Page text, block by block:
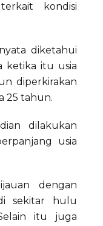
kondisi
diketahui
ketika itu usia
diperkirakan
25 tahun.
dilakukan
usia
dengan
sekitar hulu
itu juga